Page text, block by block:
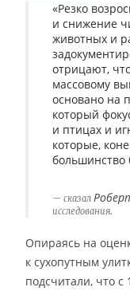
«Резко
и снижение
животных и
отрицают,
массовому
основано на
который
и птицах и
которые,
большинство
сказал
исследования.
Опираясь на
к сухопутным
подсчитали, что с